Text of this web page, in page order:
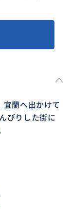
宜蘭へ出かけて
びりした街に